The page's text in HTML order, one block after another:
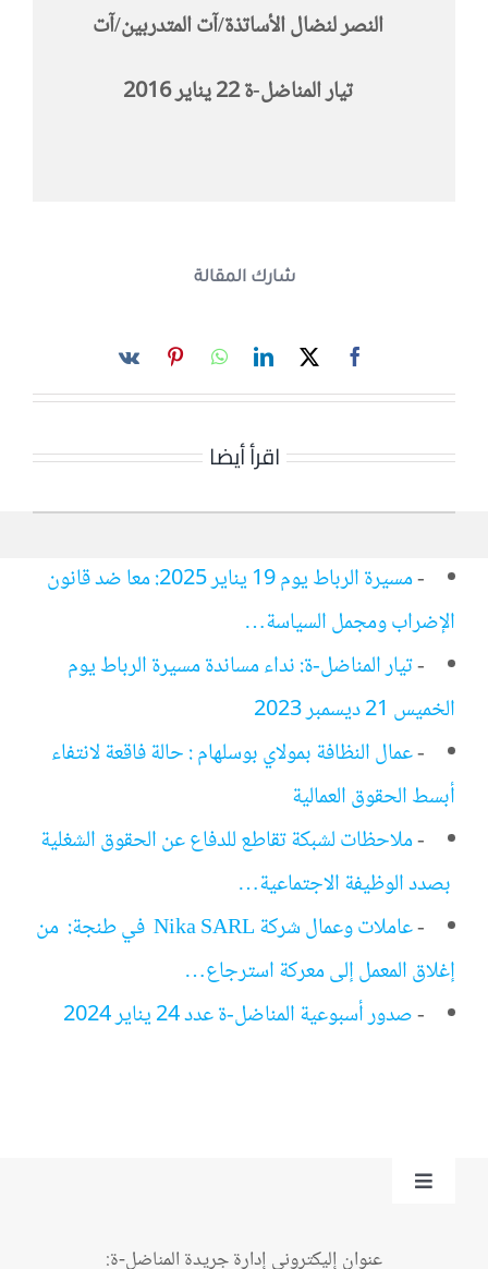
النصر لنضال الأساتذة/آت المتدربين/آت
تيار المناضل-ة 22 يناير 2016
شارك المقالة
اقرأ أيضا
-
مسيرة الرباط يوم 19 يناير 2025: معا ضد قانون
الإضراب ومجمل السياسة…
-تيار المناضل-ة: نداء مساندة مسيرة الرباط يوم
الخميس 21 ديسمبر 2023
-عمال النظافة بمولاي بوسلهام : حالة فاقعة لانتفاء
أبسط الحقوق العمالية
-ملاحظات لشبكة تقاطع للدفاع عن الحقوق الشغلية
بصدد الوظيفة الاجتماعية…
-
عاملات وعمال شركة Nika SARL في طنجة: من
إغلاق المعمل إلى معركة استرجاع…
-صدور أسبوعية المناضل-ة عدد 24 يناير 2024
Toggle
عنوان إليكتروني إدارة جريدة المناضل-ة: